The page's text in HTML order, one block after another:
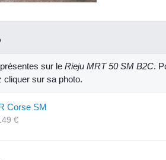
présentes sur le Rieju MRT 50 SM B2C.
cliquer sur sa photo.
Corse SM
€